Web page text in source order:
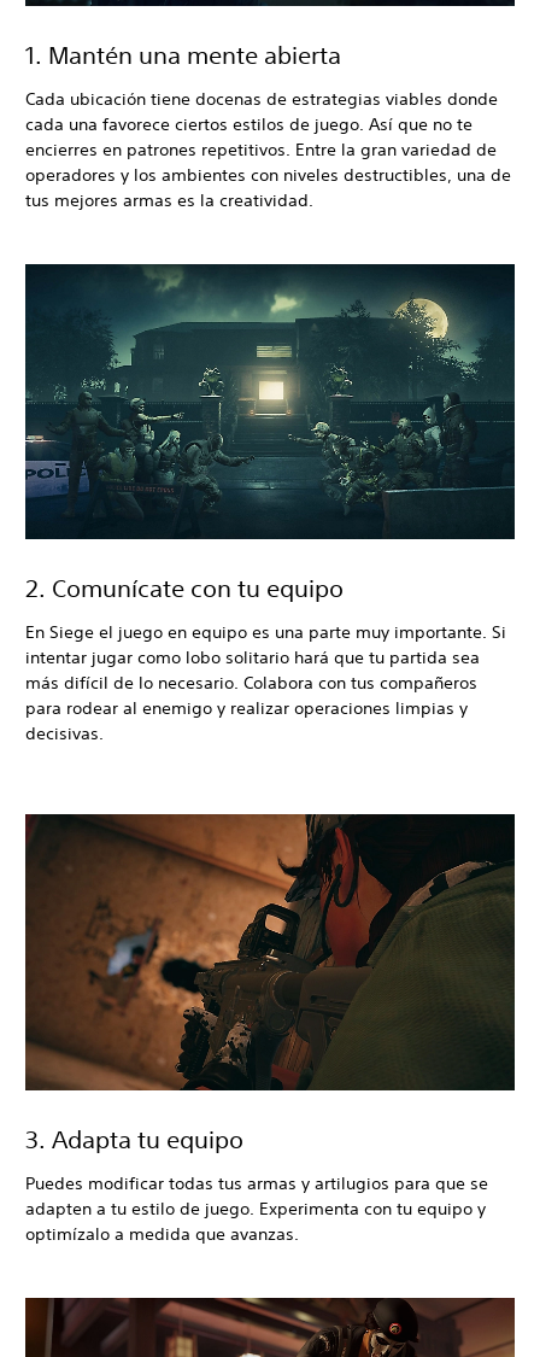
1. Mantén una mente abierta
Cada ubicación tiene docenas de estrategias viables donde
cada una favorece ciertos estilos de juego. Así que no te
encierres en patrones repetitivos. Entre la gran variedad de
operadores y los ambientes con niveles destructibles, una de
tus mejores armas es la creatividad.
2. Comunícate con tu equipo
En Siege el juego en equipo es una parte muy importante. Si
intentar jugar como lobo solitario hará que tu partida sea
más difícil de lo necesario. Colabora con tus compañeros
para rodear al enemigo y realizar operaciones limpias y
decisivas.
3. Adapta tu equipo
Puedes modificar todas tus armas y artilugios para que se
adapten a tu estilo de juego. Experimenta con tu equipo y
optimízalo a medida que avanzas.